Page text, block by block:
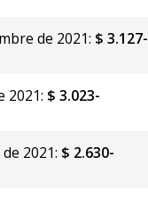
de 2021: $ 3.127-
2021: $ 3.023-
2021: $ 2.630-